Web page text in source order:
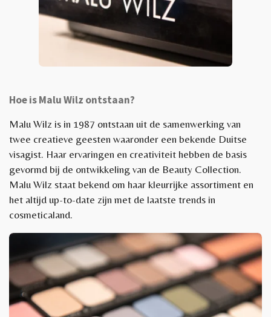
Hoe is Malu Wilz ontstaan?
Malu Wilz is in 1987 ontstaan uit de samenwerking van
twee creatieve geesten waaronder een bekende Duitse
visagist. Haar ervaringen en creativiteit hebben de basis
gevormd bij de ontwikkeling van de Beauty Collection.
Malu Wilz staat bekend om haar kleurrijke assortiment en
het altijd up-to-date zijn met de laatste trends in
cosmeticaland.